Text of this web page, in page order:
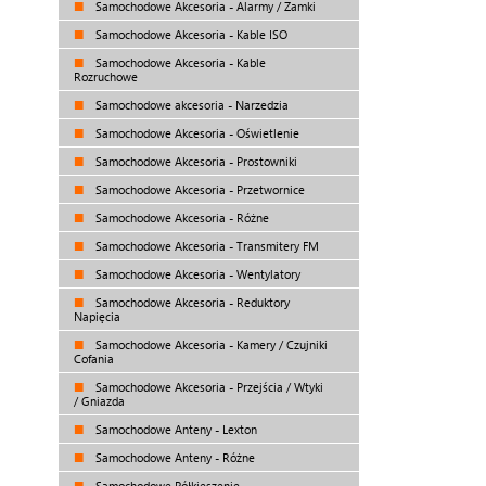
Samochodowe Akcesoria - Alarmy / Zamki
Samochodowe Akcesoria - Kable ISO
Samochodowe Akcesoria - Kable
Rozruchowe
Samochodowe akcesoria - Narzedzia
Samochodowe Akcesoria - Oświetlenie
Samochodowe Akcesoria - Prostowniki
Samochodowe Akcesoria - Przetwornice
Samochodowe Akcesoria - Różne
Samochodowe Akcesoria - Transmitery FM
Samochodowe Akcesoria - Wentylatory
Samochodowe Akcesoria - Reduktory
Napięcia
Samochodowe Akcesoria - Kamery / Czujniki
Cofania
Samochodowe Akcesoria - Przejścia / Wtyki
/ Gniazda
Samochodowe Anteny - Lexton
Samochodowe Anteny - Różne